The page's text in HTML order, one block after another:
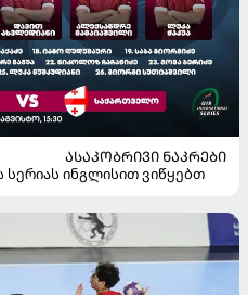
ᲐᲡᲐᲙᲝᲑᲠᲘᲕᲘ ᲜᲐᲙᲠᲔᲑᲘ
სერიას ინგლისით ვიწყებთ